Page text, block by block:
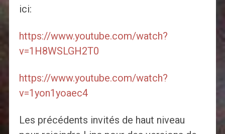
ici:
https://www.youtube.com/watch?
v=1H8WSLGH2T0
https://www.youtube.com/watch?
v=1yon1yoaec4
Les précédents invités de haut niveau